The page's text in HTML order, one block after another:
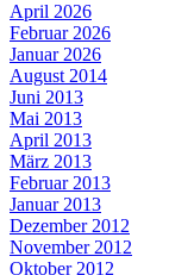
April 2026
Februar 2026
Januar 2026
August 2014
Juni 2013
Mai 2013
April 2013
März 2013
Februar 2013
Januar 2013
Dezember 2012
November 2012
Oktober 2012